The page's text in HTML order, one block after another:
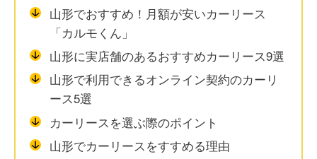
山形でおすすめ！月額が安いカーリース
「カルモくん」
山形に実店舗のあるおすすめカーリース9選
山形で利用できるオンライン契約のカーリ
ース5選
カーリースを選ぶ際のポイント
山形でカーリースをすすめる理由